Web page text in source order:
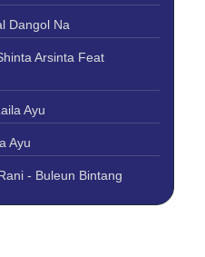
Dangol Na
Arsinta Feat
Ayu
Ayu
- Buleun Bintang